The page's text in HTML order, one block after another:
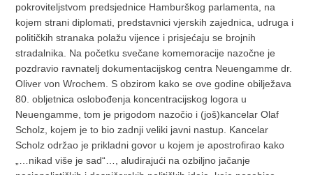
pokroviteljstvom predsjednice Hamburškog parlamenta, na
kojem strani diplomati, predstavnici vjerskih zajednica, udruga i
političkih stranaka polažu vijence i prisjećaju se brojnih
stradalnika. Na početku svečane komemoracije nazočne je
pozdravio ravnatelj dokumentacijskog centra Neuengamme dr.
Oliver von Wrochem. S obzirom kako se ove godine obilježava
80. obljetnica oslobođenja koncentracijskog logora u
Neuengamme, tom je prigodom nazočio i (još)kancelar Olaf
Scholz, kojem je to bio zadnji veliki javni nastup. Kancelar
Scholz održao je prikladni govor u kojem je apostrofirao kako
„…nikad više je sad“…, aludirajući na ozbiljno jačanje